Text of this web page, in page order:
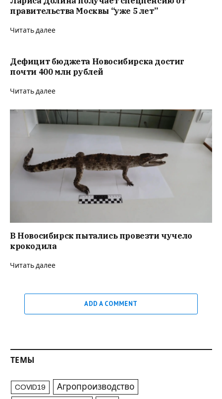
правительства Москвы “уже 5 лет”
Читать далее
Дефицит бюджета Новосибирска достиг
почти 400 млн рублей
Читать далее
В Новосибирск пытались провезти чучело
крокодила
Читать далее
ADD A COMMENT
ТЕМЫ
COVID19 Агропроизводство